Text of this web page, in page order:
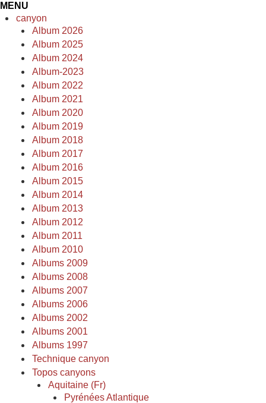
MENU
canyon
Album 2026
Album 2025
Album 2024
Album-2023
Album 2022
Album 2021
Album 2020
Album 2019
Album 2018
Album 2017
Album 2016
Album 2015
Album 2014
Album 2013
Album 2012
Album 2011
Album 2010
Albums 2009
Albums 2008
Albums 2007
Albums 2006
Albums 2002
Albums 2001
Albums 1997
Technique canyon
Topos canyons
Aquitaine (Fr)
Pyrénées Atlantique